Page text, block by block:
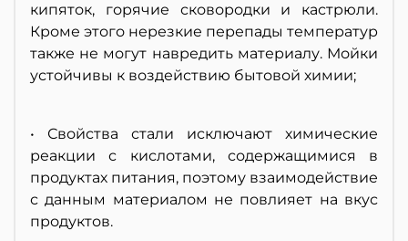
кипяток, горячие сковородки и кастрюли.
Кроме этого нерезкие перепады температур
также не могут навредить материалу. Мойки
устойчивы к воздействию бытовой химии;
• Свойства стали исключают химические
реакции с кислотами, содержащимися в
продуктах питания, поэтому взаимодействие
с данным материалом не повлияет на вкус
продуктов.